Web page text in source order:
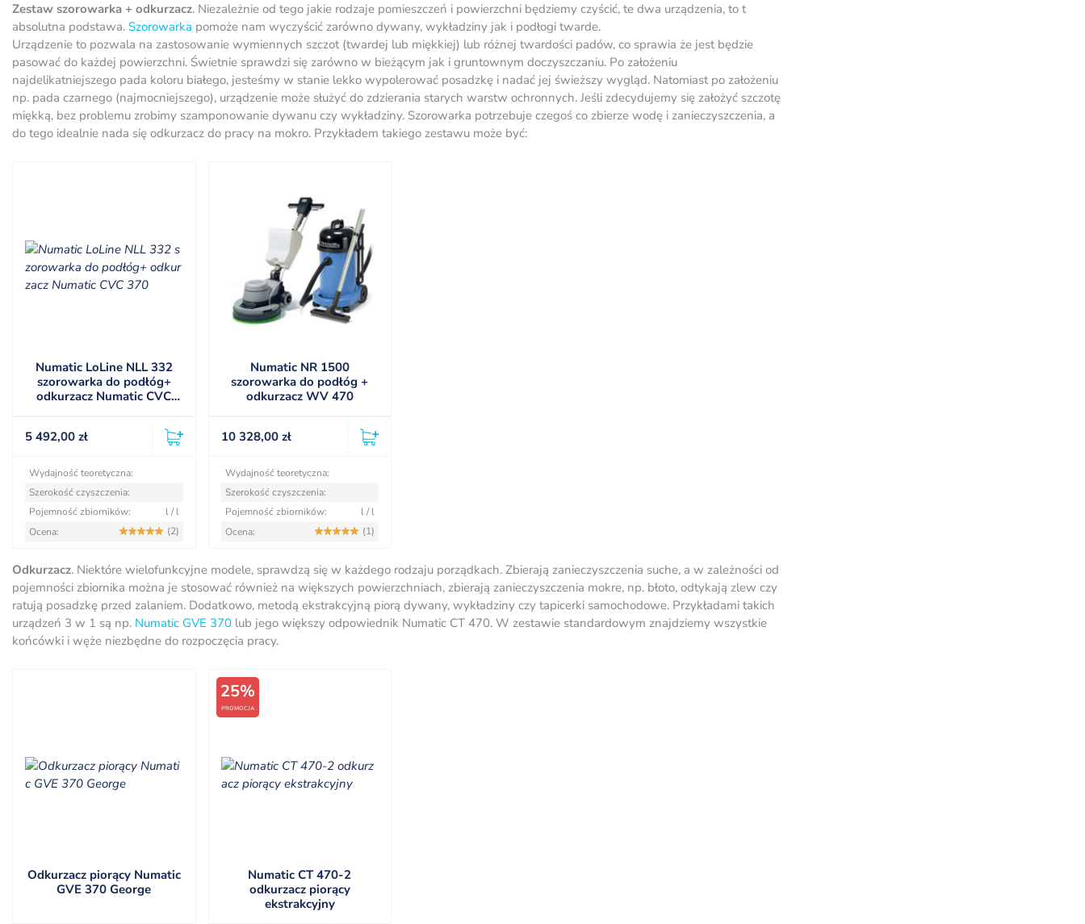
Zestaw szorowarka + odkurzacz. Niezależnie od tego jakie rodzaje pomieszczeń i powierzchni będziemy czyścić, te dwa urządzenia, to t
absolutna podstawa. Szorowarka pomoże nam wyczyścić zarówno dywany, wykładziny jak i podłogi twarde.
Urządzenie to pozwala na zastosowanie wymiennych szczot (twardej lub miękkiej) lub różnej twardości padów, co sprawia że jest będzie
pasować do każdej powierzchni. Świetnie sprawdzi się zarówno w bieżącym jak i gruntownym doczyszczaniu. Po założeniu
najdelikatniejszego pada koloru białego, jesteśmy w stanie lekko wypolerować posadzkę i nadać jej świeższy wygląd. Natomiast po założeniu
np. pada czarnego (najmocniejszego), urządzenie może służyć do zdzierania starych warstw ochronnych. Jeśli zdecydujemy się założyć szczotę
miękką, bez problemu zrobimy szamponowanie dywanu czy wykładziny. Szorowarka potrzebuje czegoś co zbierze wodę i zanieczyszczenia, a
do tego idealnie nada się odkurzacz do pracy na mokro. Przykładem takiego zestawu może być:
Numatic LoLine NLL 332
szorowarka do podłóg+
odkurzacz Numatic CVC
5 492,00 zł
Wydajność teoretyczna:
Szerokość czyszczenia:
Pojemność zbiorników:
l / l
Ocena:
(2)
Numatic NR 1500
szorowarka do podłóg +
odkurzacz WV 470
10 328,00 zł
Wydajność teoretyczna:
Szerokość czyszczenia:
Pojemność zbiorników:
l / l
Ocena:
(1)
Odkurzacz. Niektóre wielofunkcyjne modele, sprawdzą się w każdego rodzaju porządkach. Zbierają zanieczyszczenia suche, a w zależności od
pojemności zbiornika można je stosować również na większych powierzchniach, zbierają zanieczyszczenia mokre, np. błoto, odtykają zlew czy
ratują posadzkę przed zalaniem. Dodatkowo, metodą ekstrakcyjną piorą dywany, wykładziny czy tapicerki samochodowe. Przykładami takich
urządzeń 3 w 1 są np. Numatic GVE 370 lub jego większy odpowiednik Numatic CT 470. W zestawie standardowym znajdziemy wszystkie
końcówki i węże niezbędne do rozpoczęcia pracy.
Odkurzacz piorący Numatic
GVE 370 George
25%
PROMOCJA
Numatic CT 470-2
odkurzacz piorący
ekstrakcyjny